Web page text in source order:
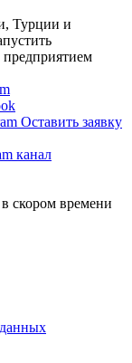
Турции и
предприятием
Оставить заявку
канал
скором времени